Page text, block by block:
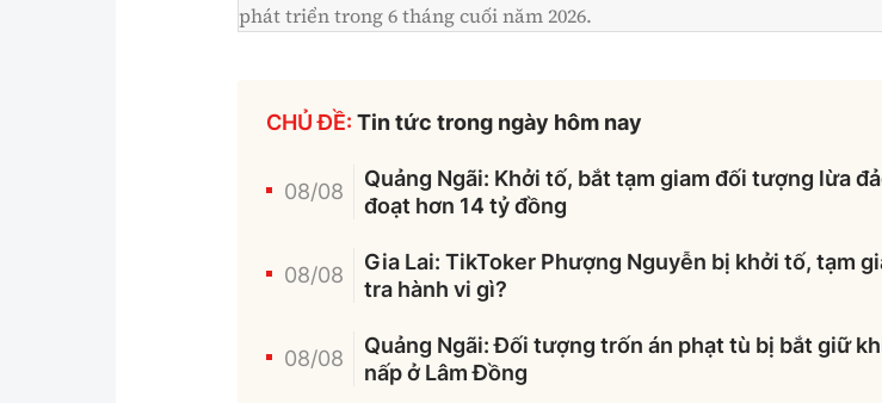
phát triển trong 6 tháng cuối năm 2026.
CHỦ ĐỀ: Tin tức trong ngày hôm nay
08/08
Quảng Ngãi: Khởi tố, bắt tạm giam đối tượng lừa
đoạt hơn 14 tỷ đồng
08/08
Gia Lai: TikToker Phượng Nguyễn bị khởi tố, tạm
tra hành vi gì?
08/08
Quảng Ngãi: Đối tượng trốn án phạt tù bị bắt giữ
nấp ở Lâm Đồng